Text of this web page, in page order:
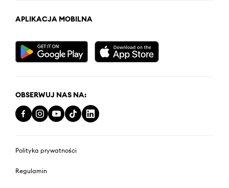
APLIKACJA MOBILNA
OBSERWUJ NAS NA:
Polityka prywatności
Regulamin